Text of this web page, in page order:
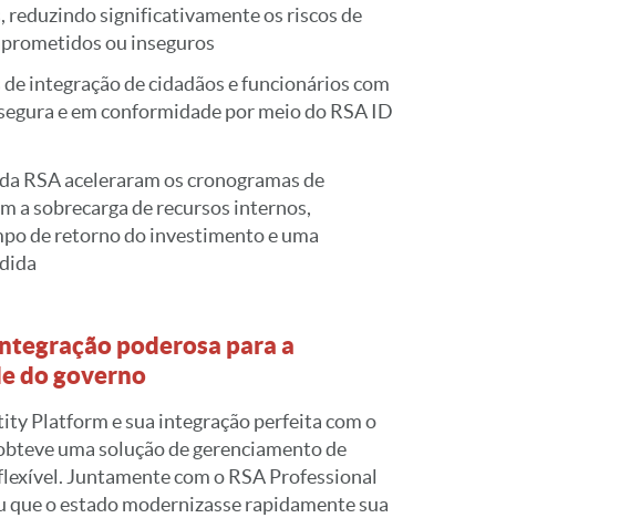
reduzindo significativamente os riscos de
ou inseguros
integração de cidadãos e funcionários com
e em conformidade por meio do RSA ID
RSA aceleraram os cronogramas de
a sobrecarga de recursos internos,
de retorno do investimento e uma
poderosa para a
do governo
Platform e sua integração perfeita com o
uma solução de gerenciamento de
Juntamente com o RSA Professional
o estado modernizasse rapidamente sua